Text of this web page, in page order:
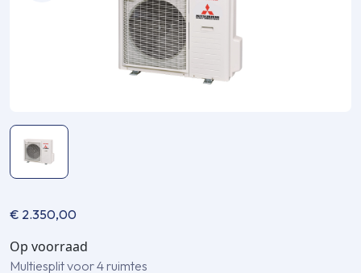
€ 2.350,00
Op voorraad
Multiesplit voor 4 ruimtes